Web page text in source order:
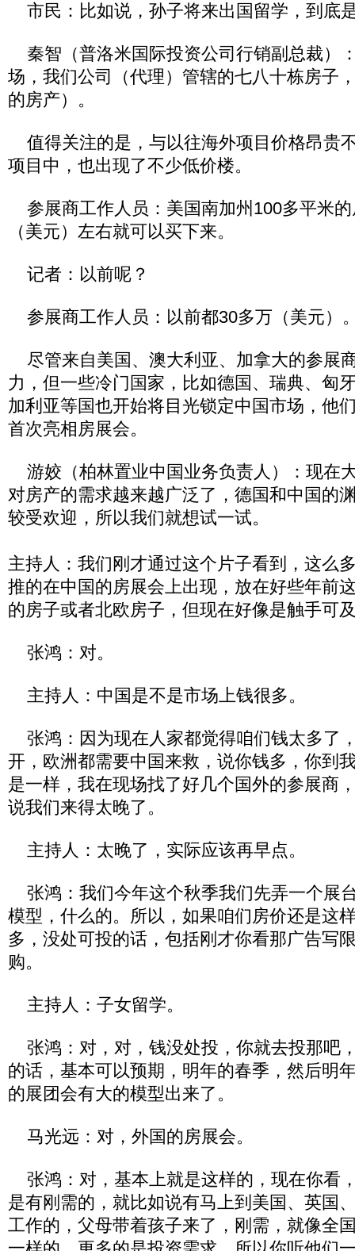
市民：比如说，孙子将来出国留学，到底
秦智（普洛米国际投资公司行销副总裁）
场，我们公司（代理）管辖的七八十栋房子
的房产）。
值得关注的是，与以往海外项目价格昂贵
项目中，也出现了不少低价楼。
参展商工作人员：美国南加州100多平米
（美元）左右就可以买下来。
记者：以前呢？
参展商工作人员：以前都30多万（美元）
尽管来自美国、澳大利亚、加拿大的参展
力，但一些冷门国家，比如德国、瑞典、匈
加利亚等国也开始将目光锁定中国市场，他
首次亮相房展会。
游姣（柏林置业中国业务负责人）：现在
对房产的需求越来越广泛了，德国和中国的
较受欢迎，所以我们就想试一试。
主持人：我们刚才通过这个片子看到，这么
推的在中国的房展会上出现，放在好些年前
的房子或者北欧房子，但现在好像是触手可
张鸿：对。
主持人：中国是不是市场上钱很多。
张鸿：因为现在人家都觉得咱们钱太多了
开，欧洲都需要中国来救，说你钱多，你到
是一样，我在现场找了好几个国外的参展商
说我们来得太晚了。
主持人：太晚了，实际应该再早点。
张鸿：我们今年这个秋季我们先弄一个展
模型，什么的。所以，如果咱们房价还是这
多，没处可投的话，包括刚才你看那广告写
购。
主持人：子女留学。
张鸿：对，对，钱没处投，你就去投那吧
的话，基本可以预期，明年的春季，然后明
的展团会有大的模型出来了。
马光远：对，外国的房展会。
张鸿：对，基本上就是这样的，现在你看
是有刚需的，就比如说有马上到美国、英国
工作的，父母带着孩子来了，刚需，就像全